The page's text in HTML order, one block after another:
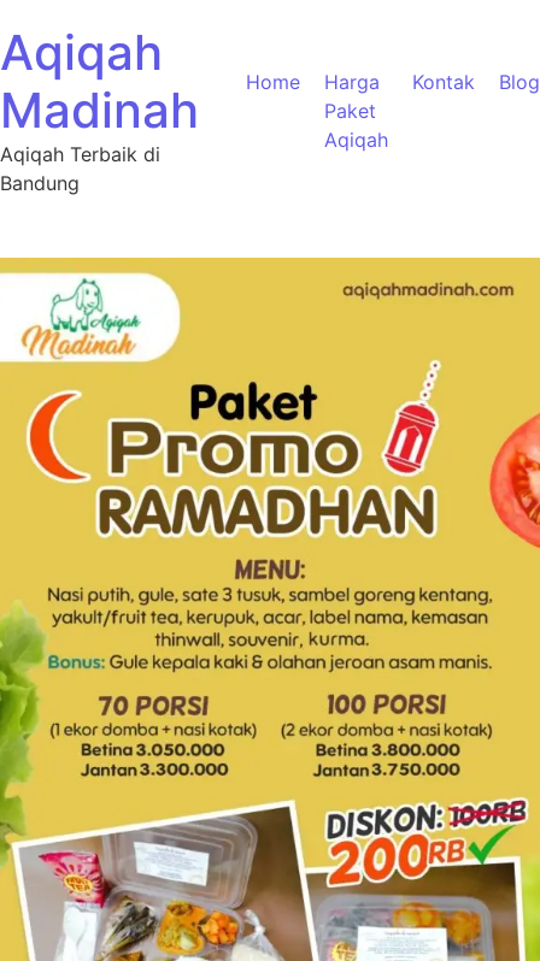
Aqiqah
Madinah
Aqiqah Terbaik di
Bandung
Home
Harga
Paket
Aqiqah
Kontak Blog